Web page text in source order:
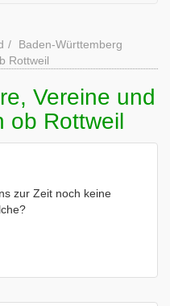
Baden-Württemberg
Rottweil
Vereine und
ob Rottweil
zur Zeit noch keine